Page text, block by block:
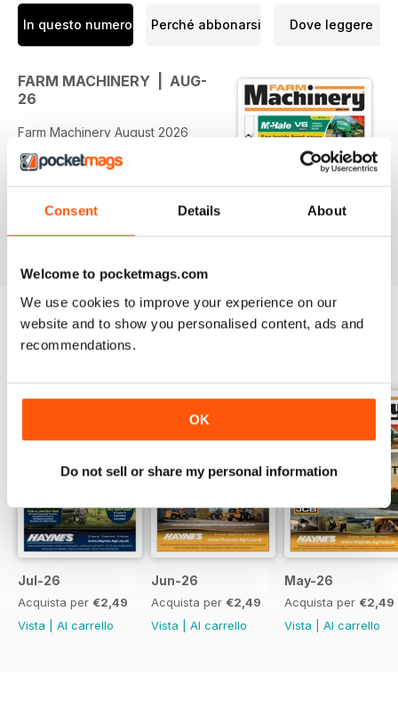
Consent Details About
Welcome to pocketmags.com
We use cookies to improve your experience on our
website and to show you personalised content, ads and
recommendations.
OK
Do not sell or share my personal information
In questo numero Perché abbonarsi Dove leggere
FARM MACHINERY | AUG-
26
Farm Machinery August 2026
delivers a comprehensive look at
the latest tractors, telehandlers,
cultivation equipment and
harvesting technology available to
from leading brands including
Massey Ferguson, Valtra, Fendt
and JCB, alongside specialist
equipment, dealer showcases,
opportunities. Packed with
product launches and equipment
highlights, it offers a valuable
guide to current farm
Jul-26
Acquista per €2,49
Vista
Al carrello
Jun-26
Acquista per €2,49
Vista
Al carrello
May-26
Acquista per €2,49
Vista
Al carrello